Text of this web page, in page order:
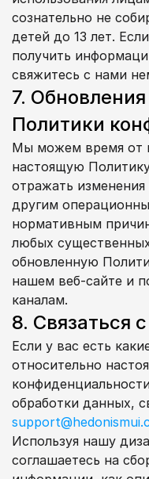
сознательно не
детей до 13 лет.
получить
свяжитесь с нами
7.
Политики
Мы можем время от
настоящую
отражать
другим
нормативным
любых
обновленную
нашем веб-сайте и
каналам.
8. Связаться
Если у вас есть
относительно
Используя нашу
соглашаетесь на